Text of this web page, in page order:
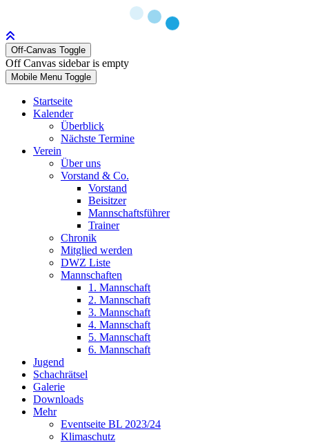
Off-Canvas Toggle
Off Canvas sidebar is empty
Mobile Menu Toggle
Startseite
Kalender
Überblick
Nächste Termine
Verein
Über uns
Vorstand & Co.
Vorstand
Beisitzer
Mannschaftsführer
Trainer
Chronik
Mitglied werden
DWZ Liste
Mannschaften
1. Mannschaft
2. Mannschaft
3. Mannschaft
4. Mannschaft
5. Mannschaft
6. Mannschaft
Jugend
Schachrätsel
Galerie
Downloads
Mehr
Eventseite BL 2023/24
Klimaschutz